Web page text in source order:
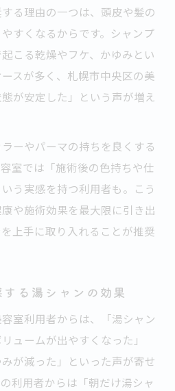
る理由の一つは、頭皮や髪の
すくなるからです。シャンプ
こる乾燥やフケ、かゆみとい
スが多く、札幌市中央区の美
が安定した」という声が増え
ーやパーマの持ちを良くする
室では「施術後の色持ちや仕
う実感を持つ利用者も。こう
や施術効果を最大限に引き出
上手に取り入れることが推奨
る湯シャンの効果
室利用者からは、「湯シャン
ュームが出やすくなった」
みが減った」といった声が寄せ
利用者からは「朝だけ湯シャ